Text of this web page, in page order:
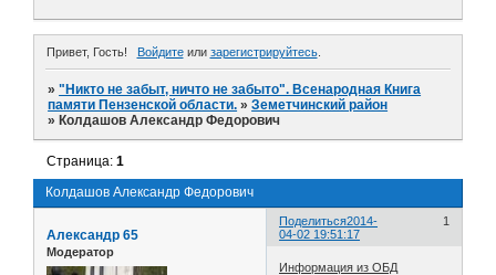
Привет, Гость! Войдитеили зарегистрируйтесь.
»"Никто не забыт, ничто не забыто". Всенародная Книга
памяти Пензенской области. »Земетчинский район
» Колдашов Александр Федорович
Колдашов Александр Федорович
Страница:1
Поделиться 1
2014-
04-02 19:51:17
Александр 65
Модератор
Информация из ОБД